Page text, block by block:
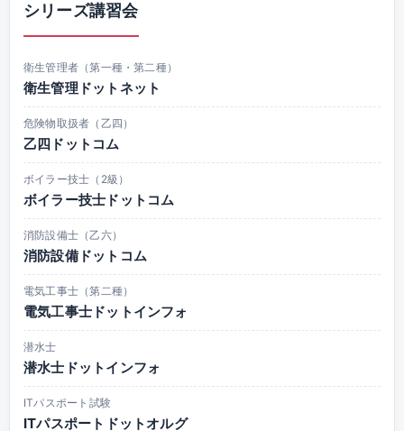
シリーズ講習会
衛生管理者（第一種・第二種）
衛生管理ドットネット
危険物取扱者（乙四）
乙四ドットコム
ボイラー技士（2級）
ボイラー技士ドットコム
消防設備士（乙六）
消防設備ドットコム
電気工事士（第二種）
電気工事士ドットインフォ
潜水士
潜水士ドットインフォ
ITパスポート試験
ITパスポートドットオルグ